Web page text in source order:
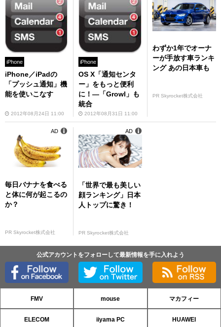
iPhone
iPhone／iPadの
「プッシュ通知」機
能を使いこなす
2012年08月24日 11:00
iPhone
OS X「通知センタ
ー」をもっと便利
に！—「Growl」も
統合
2012年08月31日 11:00
わずか1年でオーナ
ーが手放す車ランキ
ング あの日本車も
PR Skyrocket株式会社
毎日バナナを食べる
と体に何が起こるの
か？
PR Skyrocket株式会社
AD
「世界で最も美しい
顔ランキング」日本
人トップに驚き！
PR Skyrocket株式会社
AD
公式アカウントをフォローして最新情報を手に入れよう
FMV mouse マカフィー
ELECOM iiyama PC HUAWEI